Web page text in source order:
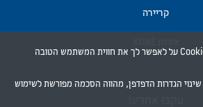
אתר זה משתמש בקובצי Cookies על לאפשר לך את חווית המשתמש הטובה
הגדרות הדפדפן, מהווה הסכמה מפורשת לשימוש
קריירה